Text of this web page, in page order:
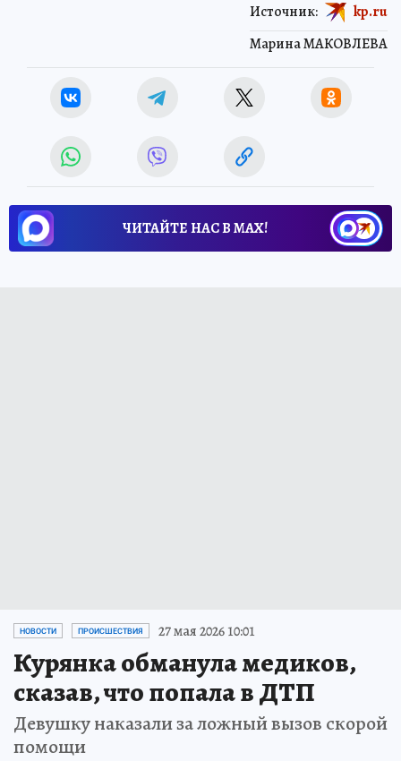
Марина МАКОВЛЕВА
Источник: kp.ru
ЧИТАЙТЕ НАС В МАХ!
НОВОСТИ ПРОИСШЕСТВИЯ 27 мая 2026 10:01
Курянка обманула медиков,
сказав, что попала в ДТП
Девушку наказали за ложный вызов скорой
помощи